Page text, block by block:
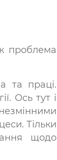
проблема
та праці.
Ось тут і
Тільки
щодо